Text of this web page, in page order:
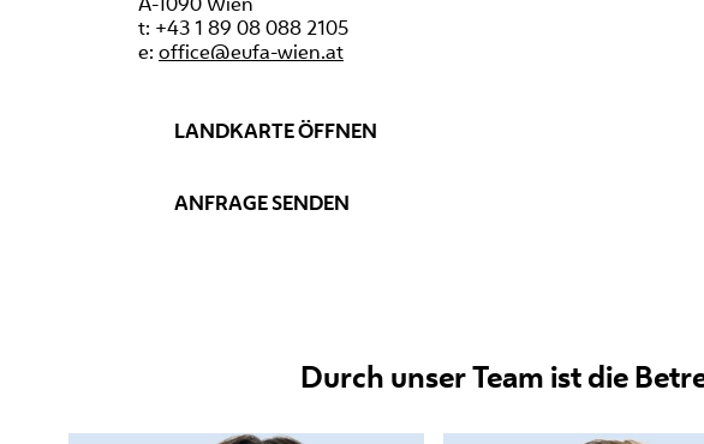
t: +43 1 89 08 088 2105
e: office@eufa-wien.at
LANDKARTE ÖFFNEN
ANFRAGE SENDEN
Durch unser Team ist die